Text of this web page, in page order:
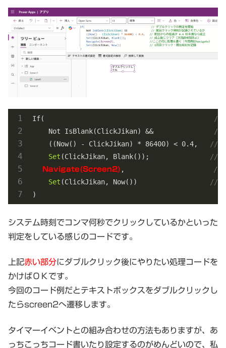
If(
//
Not IsBlank(ClickJikan) &&
//
((Now() - ClickJikan) * 86400) < 0.4,
//
Set (ClickJikan, Blank()); // ダ
Navigate(Screen2) ,
//
Set (ClickJikan, Now())
// 1
)
システム時刻でコンマ何秒でクリックしているかといった
判定をしている感じのコードです。
上記赤い部分にダブルクリック後にやりたい処理コードを
かけばＯＫです。
今回のコード例だとテキストボックスをダブルクリックし
たらscreen2へ遷移します。
タイマーイベントとの組み合わせの方法もありますが、あ
っちこっちコード書いたり設定するのがめんどいので、私